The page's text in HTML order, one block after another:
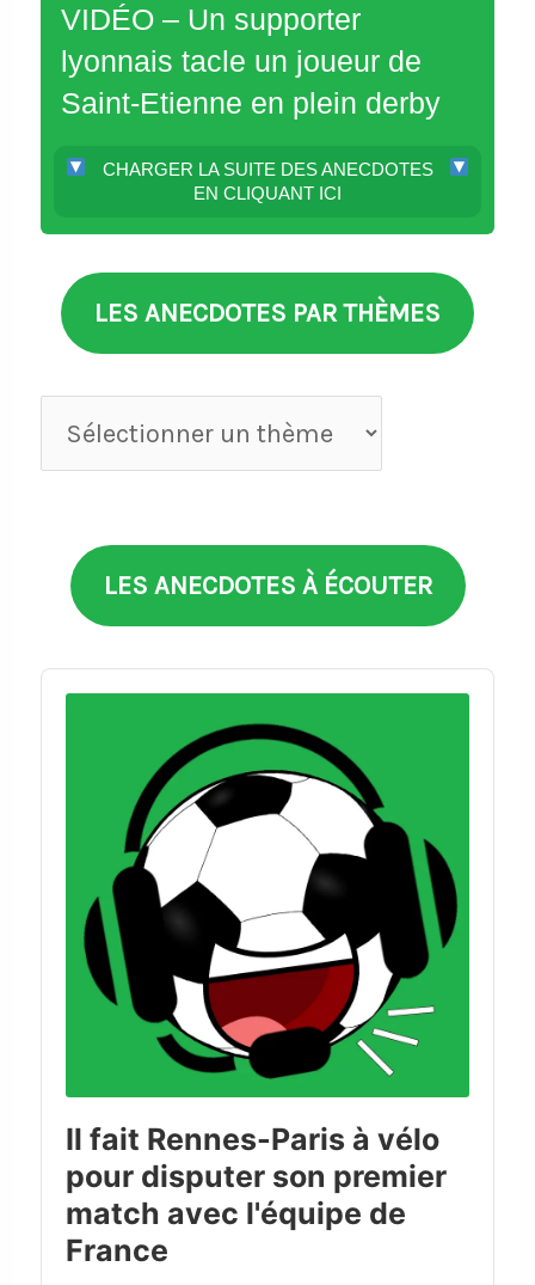
VIDÉO – Un supporter
lyonnais tacle un joueur de
Saint-Etienne en plein derby
CHARGER LA SUITE DES ANECDOTES
EN CLIQUANT ICI
LES ANECDOTES PAR THÈMES
Anecdotes
par
LES ANECDOTES À ÉCOUTER
Audio
Player
Il fait Rennes-Paris à vélo
pour disputer son premier
match avec l'équipe de
France